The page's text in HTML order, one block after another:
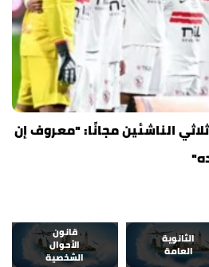
الناشئين مجانًا: "معروف إن
الثانوية
العامة
قانون
الأحوال
الشخصية